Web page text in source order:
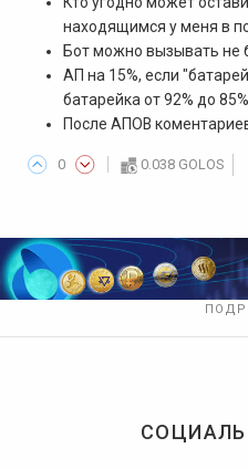
находящимся у меня в
Бот можно вызывать не
АП на 15%, если
батарейка от 92% до
После АПОВ
0 0.038 GOLOS